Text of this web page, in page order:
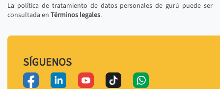
La política de tratamiento de datos personales de gurú puede ser
consultada en Términos legales.
SÍGUENOS